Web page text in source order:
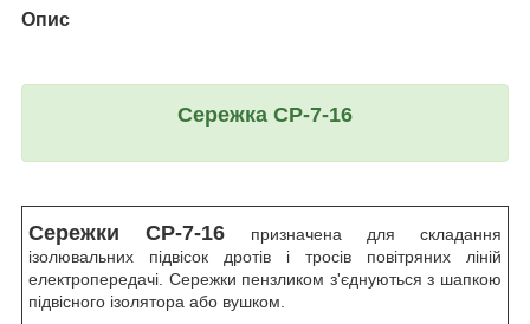
Опис
Сережка СР-7-16
Сережки СР-7-16
призначена для складання
ізолювальних підвісок дротів і тросів повітряних ліній
електропередачі. Сережки пензликом з'єднуються з шапкою
підвісного ізолятора або вушком.